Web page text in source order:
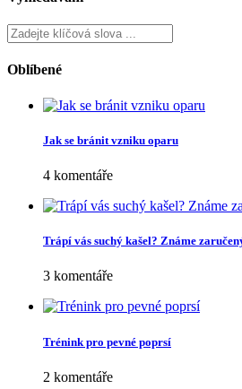
Oblíbené
Jak se bránit vzniku oparu
4 komentáře
Trápí vás suchý kašel? Známe
3 komentáře
Trénink pro pevné poprsí
2 komentáře